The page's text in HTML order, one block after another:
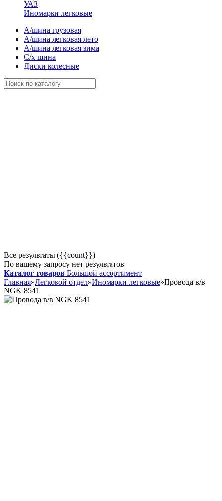
УАЗ
Иномарки легковые
А/шина грузовая
А/шина легковая лето
А/шина легковая зима
С/х шина
Диски колесные
Все результаты ({{count}})
По вашему запросу нет результатов
Каталог товаров Большой ассортимент
Главная»Легковой отдел»Иномарки легковые»Провода в/в
NGK 8541